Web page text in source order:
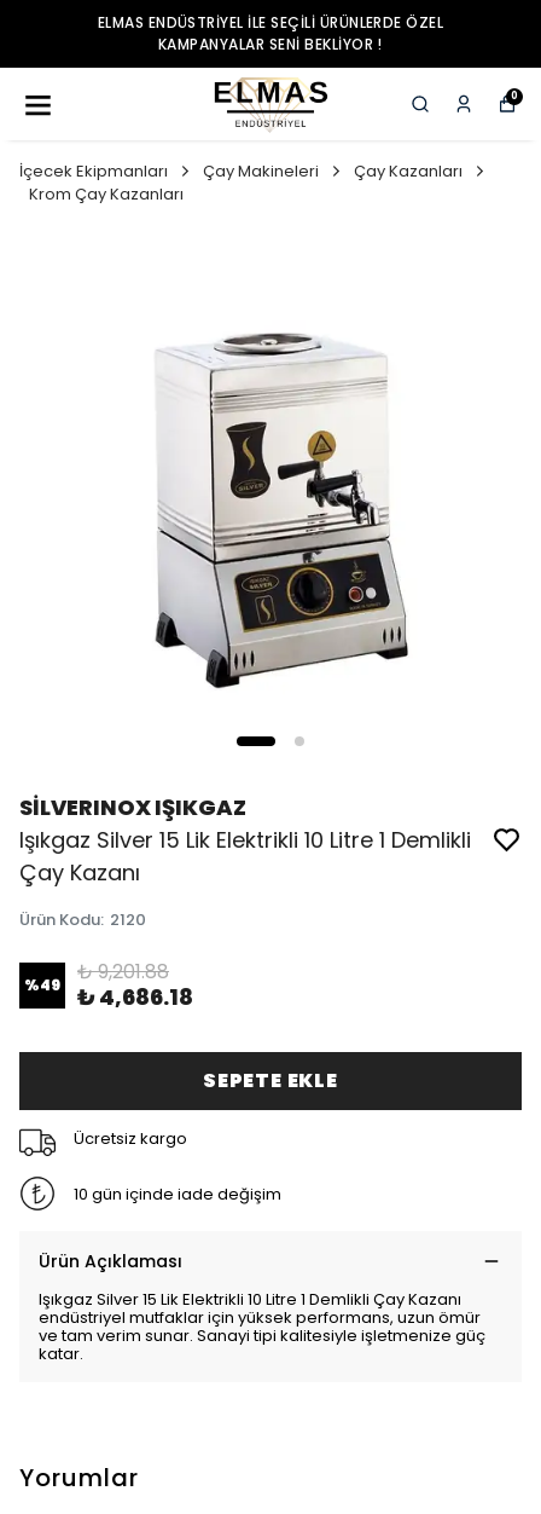
ELMAS ENDÜSTRIYEL ILE SEÇILI ÜRÜNLERDE ÖZEL
KAMPANYALAR SENI BEKLIYOR !
0
İçecek Ekipmanları Çay Makineleri
Çay Kazanları
Krom Çay Kazanları
SİLVERINOX IŞIKGAZ
Işıkgaz Silver 15 Lik Elektrikli 10 Litre 1 Demlikli
Çay Kazanı
Ürün Kodu: 2120
%49 ₺ 9,201.88
₺ 4,686.18
SEPETE EKLE
Ücretsiz kargo
10 gün içinde iade değişim
Ürün Açıklaması
Işıkgaz Silver 15 Lik Elektrikli 10 Litre 1 Demlikli Çay Kazanı
endüstriyel mutfaklar için yüksek performans, uzun ömür
ve tam verim sunar. Sanayi tipi kalitesiyle işletmenize güç
katar.
Yorumlar